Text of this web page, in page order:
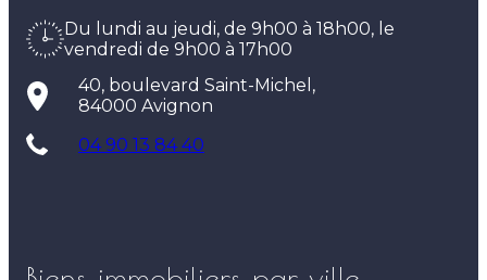
Du lundi au jeudi, de 9h00 à 18h00, le
vendredi de 9h00 à 17h00
40, boulevard Saint-Michel,
84000 Avignon
04 90 13 84 40